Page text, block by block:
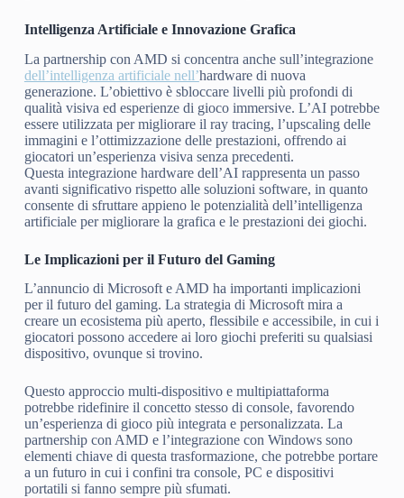
Intelligenza Artificiale e Innovazione Grafica
La partnership con AMD si concentra anche sull’integrazione
dell’intelligenza artificiale nell’hardware di nuova
generazione. L’obiettivo è sbloccare livelli più profondi di
qualità visiva ed esperienze di gioco immersive. L’AI potrebbe
essere utilizzata per migliorare il ray tracing, l’upscaling delle
immagini e l’ottimizzazione delle prestazioni, offrendo ai
giocatori un’esperienza visiva senza precedenti.
Questa integrazione hardware dell’AI rappresenta un passo
avanti significativo rispetto alle soluzioni software, in quanto
consente di sfruttare appieno le potenzialità dell’intelligenza
artificiale per migliorare la grafica e le prestazioni dei giochi.
Le Implicazioni per il Futuro del Gaming
L’annuncio di Microsoft e AMD ha importanti implicazioni
per il futuro del gaming. La strategia di Microsoft mira a
creare un ecosistema più aperto, flessibile e accessibile, in cui i
giocatori possono accedere ai loro giochi preferiti su qualsiasi
dispositivo, ovunque si trovino.
Questo approccio multi-dispositivo e multipiattaforma
potrebbe ridefinire il concetto stesso di console, favorendo
un’esperienza di gioco più integrata e personalizzata. La
partnership con AMD e l’integrazione con Windows sono
elementi chiave di questa trasformazione, che potrebbe portare
a un futuro in cui i confini tra console, PC e dispositivi
portatili si fanno sempre più sfumati.